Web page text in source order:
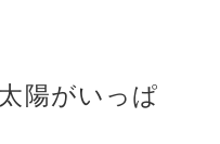
陽がいっぱ